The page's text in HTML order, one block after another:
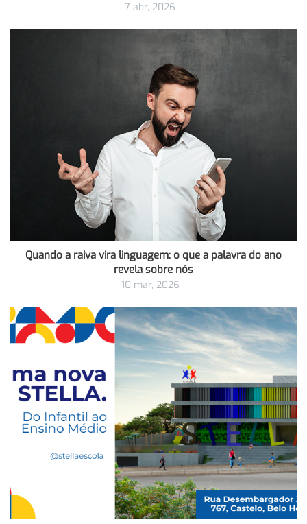
7 abr, 2026
Quando a raiva vira linguagem: o que a palavra do ano
revela sobre nós
10 mar, 2026